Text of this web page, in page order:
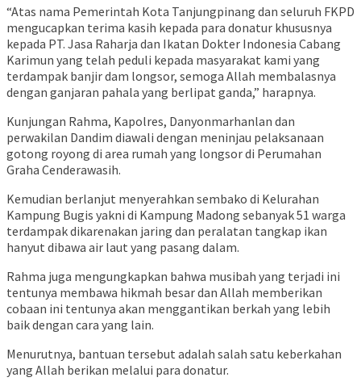
“Atas nama Pemerintah Kota Tanjungpinang dan seluruh FKPD
mengucapkan terima kasih kepada para donatur khususnya
kepada PT. Jasa Raharja dan Ikatan Dokter Indonesia Cabang
Karimun yang telah peduli kepada masyarakat kami yang
terdampak banjir dam longsor, semoga Allah membalasnya
dengan ganjaran pahala yang berlipat ganda,” harapnya.
Kunjungan Rahma, Kapolres, Danyonmarhanlan dan
perwakilan Dandim diawali dengan meninjau pelaksanaan
gotong royong di area rumah yang longsor di Perumahan
Graha Cenderawasih.
Kemudian berlanjut menyerahkan sembako di Kelurahan
Kampung Bugis yakni di Kampung Madong sebanyak 51 warga
terdampak dikarenakan jaring dan peralatan tangkap ikan
hanyut dibawa air laut yang pasang dalam.
Rahma juga mengungkapkan bahwa musibah yang terjadi ini
tentunya membawa hikmah besar dan Allah memberikan
cobaan ini tentunya akan menggantikan berkah yang lebih
baik dengan cara yang lain.
Menurutnya, bantuan tersebut adalah salah satu keberkahan
yang Allah berikan melalui para donatur.